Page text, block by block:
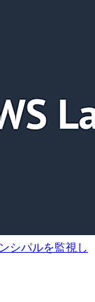
シパルを監視し